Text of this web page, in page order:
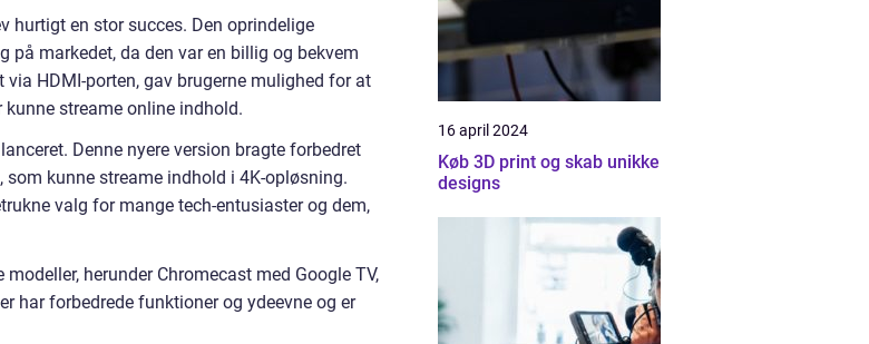
hurtigt en stor succes. Den oprindelige
på markedet, da den var en billig og bekvem
via HDMI-porten, gav brugerne mulighed for at
kunne streame online indhold.
Denne nyere version bragte forbedret
som kunne streame indhold i 4K-opløsning.
valg for mange tech-entusiaster og dem,
herunder Chromecast med Google TV,
har forbedrede funktioner og ydeevne og er
16 april 2024
Køb 3D print og skab unikke
designs